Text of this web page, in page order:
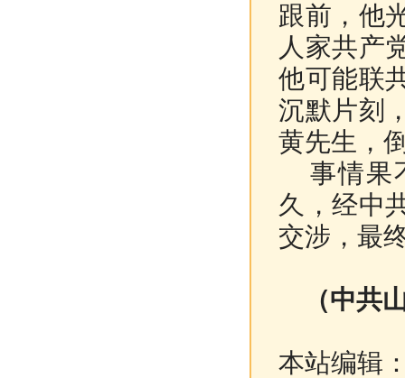
跟前，他
人家共产
他可能联
沉默片刻
黄先生，
事情果
久，经中
交涉，最
（中共
本站编辑